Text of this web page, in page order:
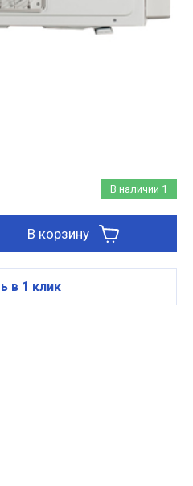
В наличии 1
В корзину
в 1 клик